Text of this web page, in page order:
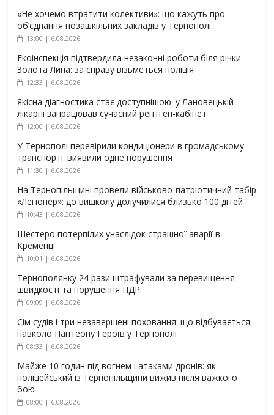
«Не хочемо втратити колективи»: що кажуть про
об’єднання позашкільних закладів у Тернополі
13:00 | 6.08.2026
Екоінспекція підтвердила незаконні роботи біля річки
Золота Липа: за справу візьметься поліція
12:33 | 6.08.2026
Якісна діагностика стає доступнішою: у Лановецькій
лікарні запрацював сучасний рентген-кабінет
12:00 | 6.08.2026
У Тернополі перевірили кондиціонери в громадському
транспорті: виявили одне порушення
11:30 | 6.08.2026
На Тернопільщині провели військово-патріотичний табір
«Легіонер»: до вишколу долучилися близько 100 дітей
10:43 | 6.08.2026
Шестеро потерпілих унаслідок страшної аварії в
Кременці
10:01 | 6.08.2026
Тернополянку 24 рази штрафували за перевищення
швидкості та порушення ПДР
09:09 | 6.08.2026
Сім судів і три незавершені поховання: що відбувається
навколо Пантеону Героїв у Тернополі
08:33 | 6.08.2026
Майже 10 годин під вогнем і атаками дронів: як
поліцейський із Тернопільщини вижив після важкого
бою
08:00 | 6.08.2026